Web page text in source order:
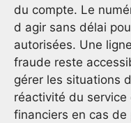
du compte. Le
d agir sans délai
autorisées. Une
fraude reste
gérer les situations
réactivité du
financiers en cas